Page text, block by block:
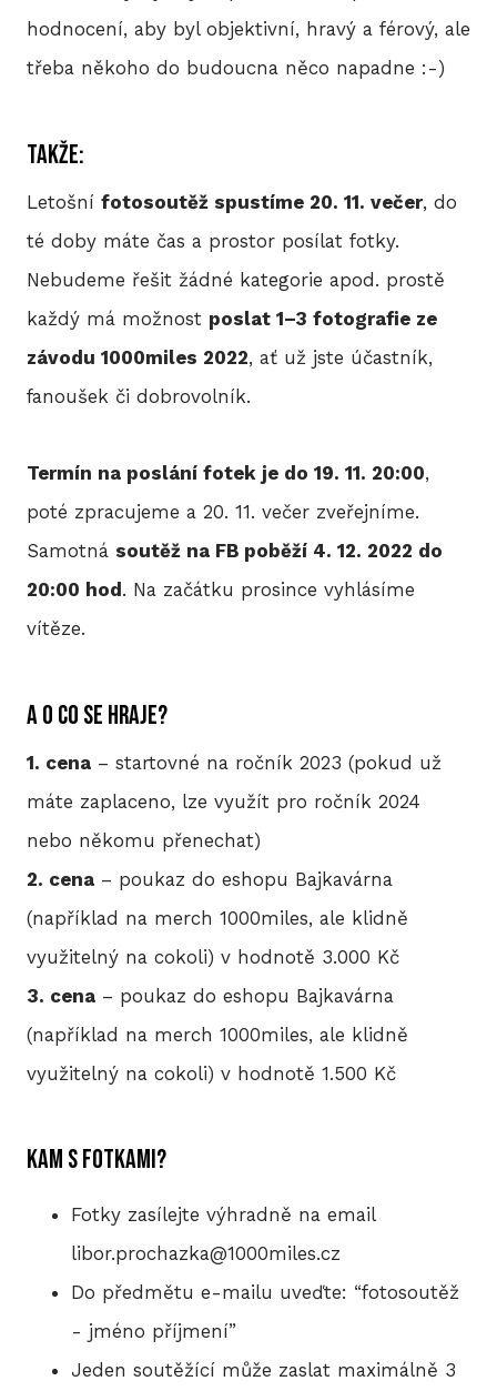
hodnocení, aby byl objektivní, hravý a férový, ale
třeba někoho do budoucna něco napadne :-)
Takže:
Letošní fotosoutěž spustíme 20. 11. večer, do
té doby máte čas a prostor posílat fotky.
Nebudeme řešit žádné kategorie apod. prostě
každý má možnost poslat 1–3 fotografie ze
závodu 1000miles 2022, ať už jste účastník,
fanoušek či dobrovolník.
Termín na poslání fotek je do 19. 11. 20:00,
poté zpracujeme a 20. 11. večer zveřejníme.
Samotná soutěž na FB poběží 4. 12. 2022 do
20:00 hod. Na začátku prosince vyhlásíme
vítěze.
A o co se hraje?
1. cena – startovné na ročník 2023 (pokud už
máte zaplaceno, lze využít pro ročník 2024
nebo někomu přenechat)
2. cena – poukaz do eshopu Bajkavárna
(například na merch 1000miles, ale klidně
využitelný na cokoli) v hodnotě 3.000 Kč
3. cena – poukaz do eshopu Bajkavárna
(například na merch 1000miles, ale klidně
využitelný na cokoli) v hodnotě 1.500 Kč
Kam s fotkami?
Fotky zasílejte výhradně na email
libor.prochazka@1000miles.cz
Do předmětu e-mailu uveďte: “fotosoutěž
- jméno příjmení”
Jeden soutěžící může zaslat maximálně 3